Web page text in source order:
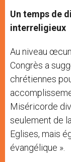
Un temps de
interreligieux
Au niveau
Congrès a
chrétiennes
Miséricorde
seulement de
Eglises, mais
évangélique ».